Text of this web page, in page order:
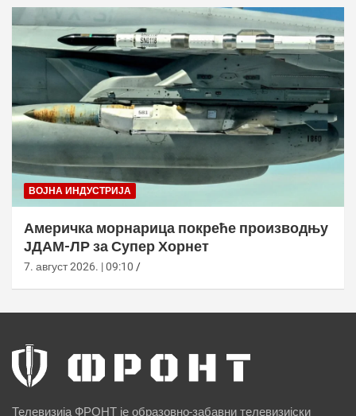
ВОЈНА ИНДУСТРИЈА
Америчка морнарица покреће производњу
ЈДАМ-ЛР за Супер Хорнет
7. август 2026. | 09:10
Телевизија ФРОНТ је образовно-забавни телевизијски